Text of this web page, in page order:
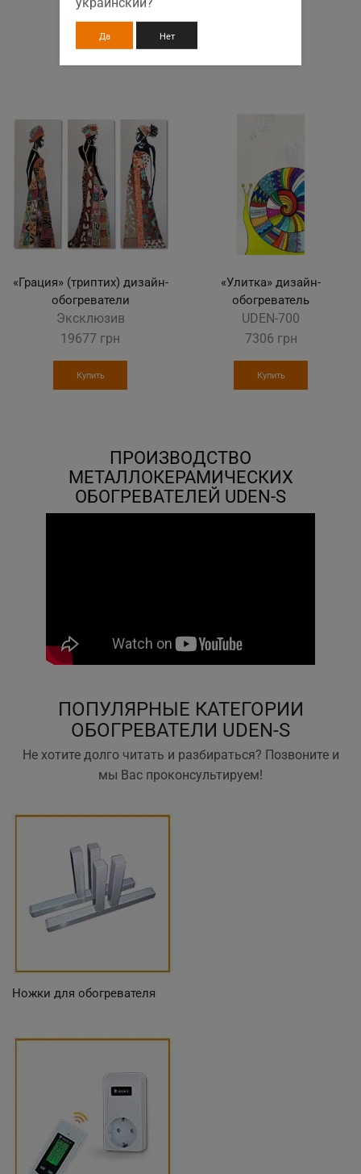
«Грация» (триптих) дизайн-
обогреватели
Эксклюзив
19677 грн
Купить
«Улитка» дизайн-
обогреватель
UDEN-700
7306 грн
Купить
ПРОИЗВОДСТВО
МЕТАЛЛОКЕРАМИЧЕСКИХ
ОБОГРЕВАТЕЛЕЙ UDEN-S
ПОПУЛЯРНЫЕ КАТЕГОРИИ
ОБОГРЕВАТЕЛИ UDEN-S
Не хотите долго читать и разбираться? Позвоните и
мы Вас проконсультируем!
Ножки для обогревателя
Да Нет